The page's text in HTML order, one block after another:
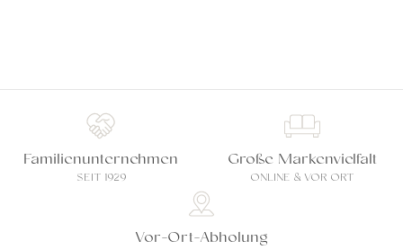
Familienunternehmen
SEIT 1929
Große Markenvielfalt
ONLINE & VOR ORT
Vor-Ort-Abholung